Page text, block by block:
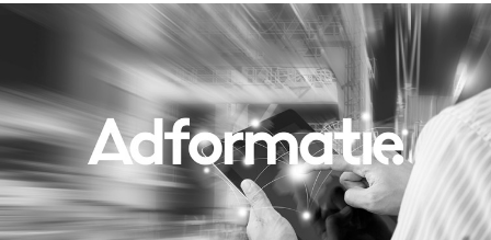
Menu
Home
9 sept: GenAI-training